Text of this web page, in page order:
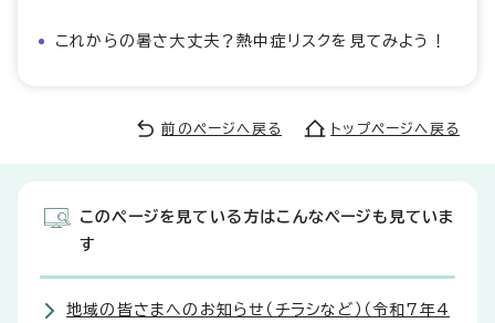
これからの暑さ大丈夫？熱中症リスクを見てみよう！
前のページへ戻る トップページへ戻る
このページを見ている方はこんなページも見ていま
す
地域の皆さまへのお知らせ（チラシなど）（令和7年4